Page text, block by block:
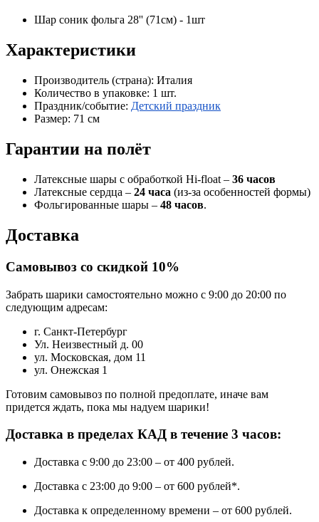
Шар соник фольга 28'' (71см) - 1шт
Характеристики
Производитель (страна): Италия
Количество в упаковке: 1 шт.
Праздник/событие: Детский праздник
Размер: 71 см
Гарантии на полёт
Латексные шары с обработкой Hi-float – 36 часов
Латексные сердца – 24 часа (из-за особенностей формы)
Фольгированные шары – 48 часов.
Доставка
Самовывоз со скидкой 10%
Забрать шарики самостоятельно можно с 9:00 до 20:00 по
следующим адресам:
г. Санкт-Петербург
Ул. Неизвестный д. 00
ул. Московская, дом 11
ул. Онежская 1
Готовим самовывоз по полной предоплате, иначе вам
придется ждать, пока мы надуем шарики!
Доставка в пределах КАД в течение 3 часов:
Доставка с 9:00 до 23:00 – от 400 рублей.
Доставка с 23:00 до 9:00 – от 600 рублей*.
Доставка к определенному времени – от 600 рублей.